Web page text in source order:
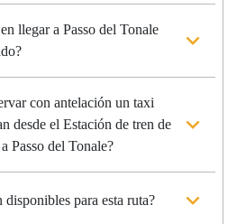
llegar a Passo del Tonale
con antelación un taxi
desde el Estación de tren de
Passo del Tonale?
disponibles para esta ruta?